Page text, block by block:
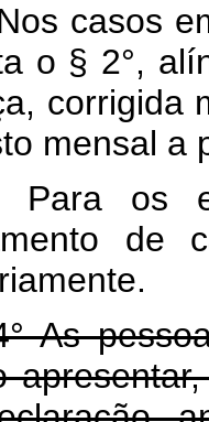
casos
o § 2°,
corrigida
mensal a
Para os
de
As